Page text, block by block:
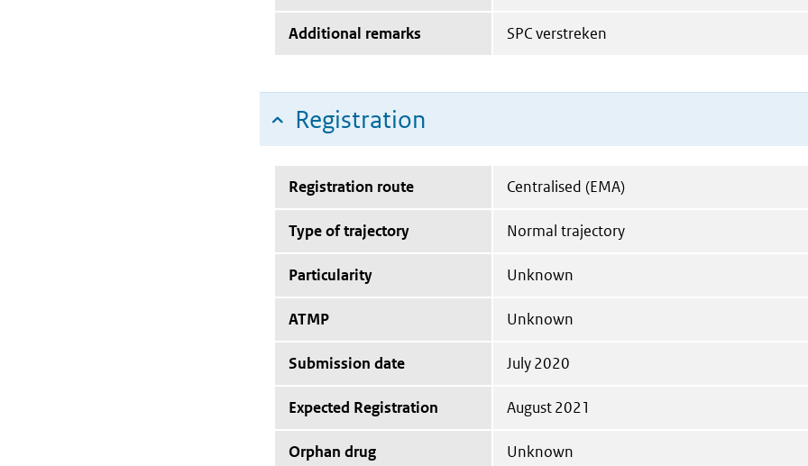
Additional remarks SPC verstreken
Registration
Registration route Centralised (EMA)
Type of trajectory Normal trajectory
Particularity Unknown
ATMP Unknown
Submission date July 2020
Expected Registration August 2021
Orphan drug Unknown